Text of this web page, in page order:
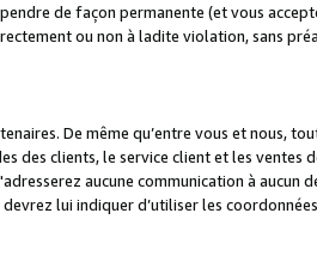
de façon permanente (et vous
ou non à ladite violation, sans
De même qu’entre vous et nous,
clients, le service client et les ventes
aucune communication à aucun
lui indiquer d’utiliser les